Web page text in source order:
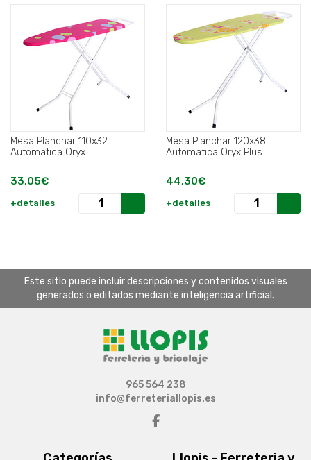
Mesa Planchar 110x32
Automatica Oryx.
33,05€
+detalles
Mesa Planchar 120x38
Automatica Oryx Plus.
44,30€
+detalles
Este sitio puede incluir descripciones y contenidos visuales
generados o editados mediante inteligencia artificial.
965 564 238
info@ferreteriallopis.es